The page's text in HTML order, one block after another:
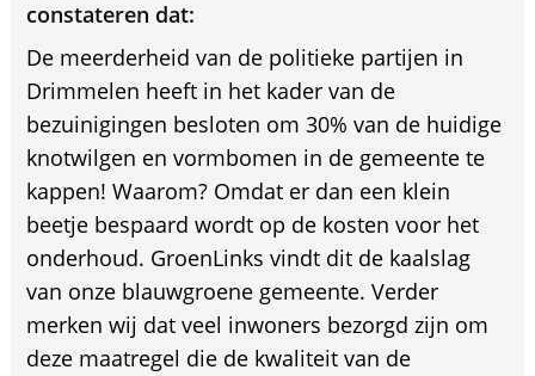
constateren dat:
De meerderheid van de politieke partijen in
Drimmelen heeft in het kader van de
bezuinigingen besloten om 30% van de huidige
knotwilgen en vormbomen in de gemeente te
kappen! Waarom? Omdat er dan een klein
beetje bespaard wordt op de kosten voor het
onderhoud. GroenLinks vindt dit de kaalslag
van onze blauwgroene gemeente. Verder
merken wij dat veel inwoners bezorgd zijn om
deze maatregel die de kwaliteit van de